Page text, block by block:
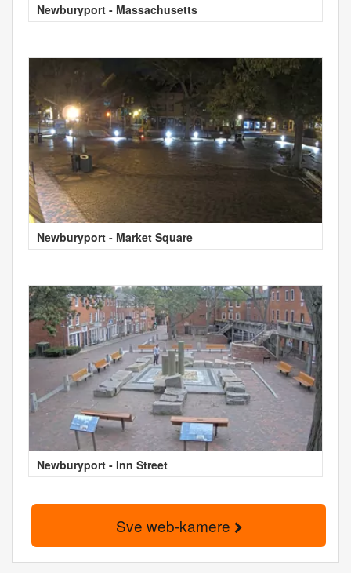
Newburyport - Massachusetts
Newburyport - Market Square
Newburyport - Inn Street
Sve web-kamere